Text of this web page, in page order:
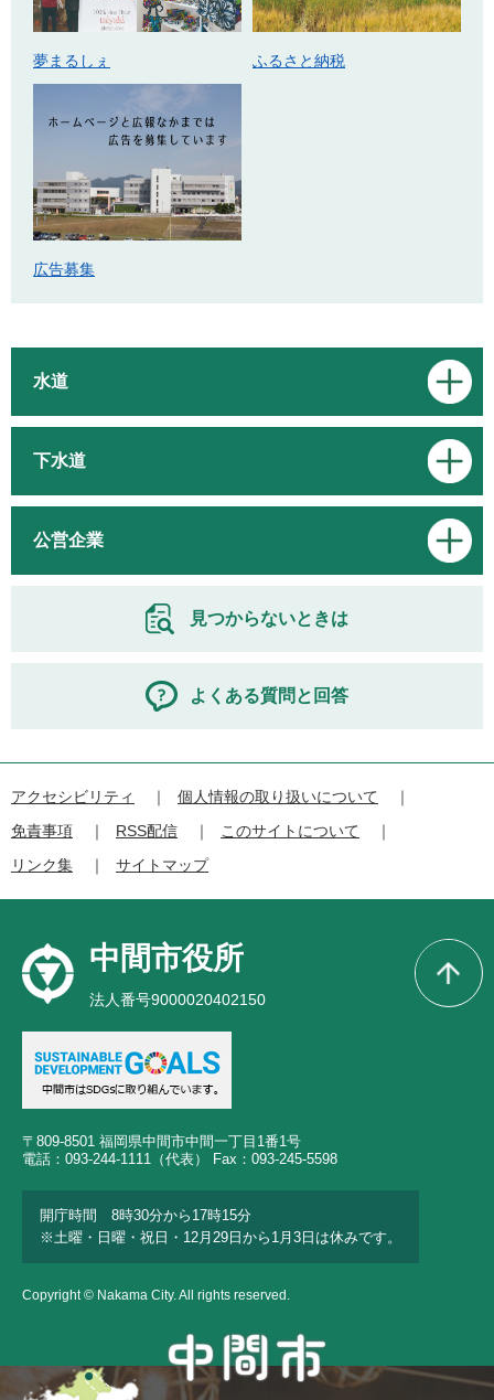
夢まるしぇ ふるさと納税
広告募集
水道
下水道
公営企業
見つからないときは
よくある質問と回答
アクセシビリティ
個人情報の取り扱いについて
免責事項
RSS配信
このサイトについて
リンク集
サイトマップ
中間市役所
法人番号9000020402150
〒809-8501 福岡県中間市中間一丁目1番1号
電話：093-244-1111（代表） Fax：093-245-5598
開庁時間 8時30分から17時15分
※土曜・日曜・祝日・12月29日から1月3日は休みです。
Copyright © Nakama City. All rights reserved.